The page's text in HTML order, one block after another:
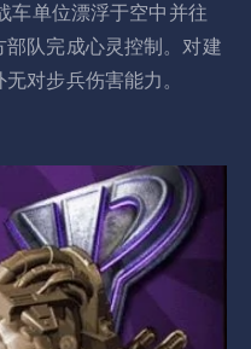
单位漂浮于空中并往
队完成心灵控制。对建
对步兵伤害能力。